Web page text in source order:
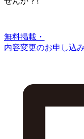
無料掲載・
内容変更のお申し込み